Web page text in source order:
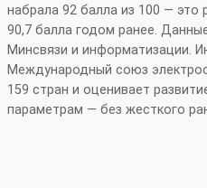
набрала 92 балла из 100 — это
90,7 балла годом ранее.
Минсвязи и информатизации.
Международный союз
159 стран и оценивает
параметрам — без жесткого